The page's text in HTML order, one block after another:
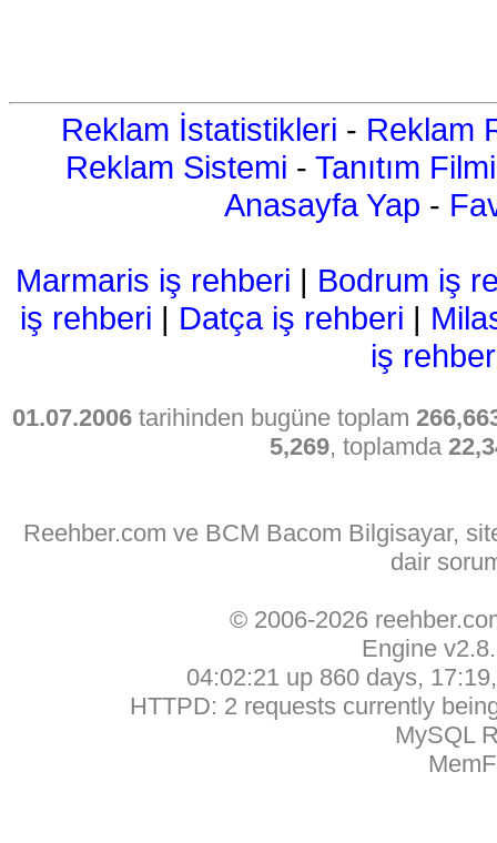
Reklam İstatistikleri - Reklam
Reklam Sistemi - Tanıtım Filmi
Anasayfa Yap -
Marmaris iş rehberi | Bodrum iş
iş rehberi | Datça iş rehberi |
iş
01.07.2006 tarihinden bugüne toplam
5,269, toplamda
Reehber.com ve BCM Bacom Bilgisayar,
dair
© 2006-2026
Engine
04:02:21 up 860 days,
HTTPD: 2 requests currently
MySQL